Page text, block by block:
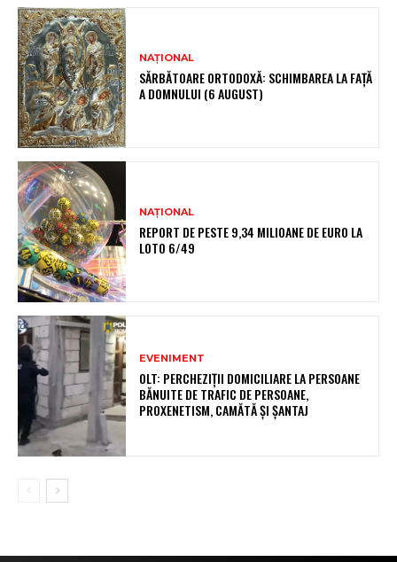
NAȚIONAL
SĂRBĂTOARE ORTODOXĂ: SCHIMBAREA LA FAȚĂ
A DOMNULUI (6 AUGUST)
NAȚIONAL
REPORT DE PESTE 9,34 MILIOANE DE EURO LA
LOTO 6/49
EVENIMENT
OLT: PERCHEZIŢII DOMICILIARE LA PERSOANE
BĂNUITE DE TRAFIC DE PERSOANE,
PROXENETISM, CAMĂTĂ ŞI ŞANTAJ